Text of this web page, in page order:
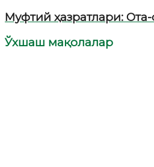
Муфтий ҳазратлари:
Ўхшаш мақолалар